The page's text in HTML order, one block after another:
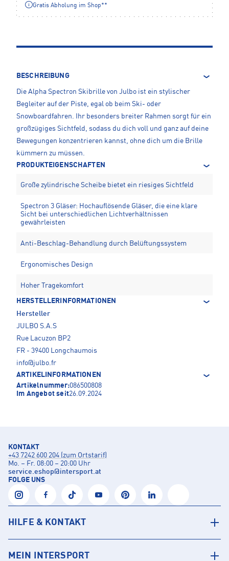
Gratis Abholung im Shop**
BESCHREIBUNG
Die Alpha Spectron Skibrille von Julbo ist ein stylischer
Begleiter auf der Piste, egal ob beim Ski- oder
Snowboardfahren. Ihr besonders breiter Rahmen sorgt für ein
großzügiges Sichtfeld, sodass du dich voll und ganz auf deine
Bewegungen konzentrieren kannst, ohne dich um die Brille
kümmern zu müssen.
PRODUKTEIGENSCHAFTEN
Große zylindrische Scheibe bietet ein riesiges Sichtfeld
Spectron 3 Gläser: Hochauflösende Gläser, die eine klare
Sicht bei unterschiedlichen Lichtverhältnissen
gewährleisten
Anti-Beschlag-Behandlung durch Belüftungssystem
Ergonomisches Design
Hoher Tragekomfort
HERSTELLERINFORMATIONEN
Hersteller
JULBO S.A.S
Rue Lacuzon BP2
FR - 39400 Longchaumois
info@julbo.fr
ARTIKELINFORMATIONEN
Artikelnummer:086500808
Im Angebot seit26.09.2024
KONTAKT
+43 7242 600 204 (zum Ortstarif)
Mo. – Fr. 08:00 – 20:00 Uhr
service.eshop@intersport.at
FOLGE UNS
HILFE & KONTAKT
MEIN INTERSPORT